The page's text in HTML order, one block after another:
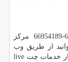
شما می توانید به راحتی با شماره تلفن 66954128-66954189 مرکز
از طریق وب
از خدمات چت live